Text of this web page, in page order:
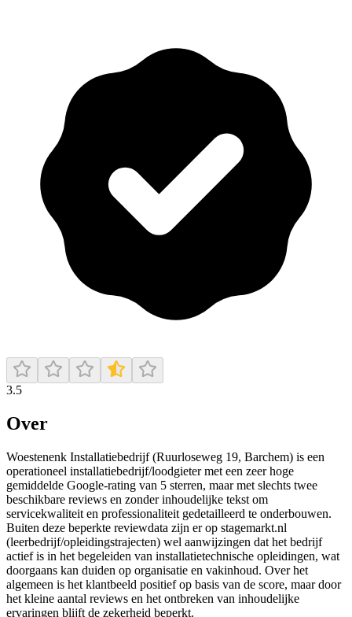
3.5
Over
Woestenenk Installatiebedrijf (Ruurloseweg 19, Barchem) is een
operationeel installatiebedrijf/loodgieter met een zeer hoge
gemiddelde Google-rating van 5 sterren, maar met slechts twee
beschikbare reviews en zonder inhoudelijke tekst om
servicekwaliteit en professionaliteit gedetailleerd te onderbouwen.
Buiten deze beperkte reviewdata zijn er op stagemarkt.nl
(leerbedrijf/opleidingstrajecten) wel aanwijzingen dat het bedrijf
actief is in het begeleiden van installatietechnische opleidingen, wat
doorgaans kan duiden op organisatie en vakinhoud. Over het
algemeen is het klantbeeld positief op basis van de score, maar door
het kleine aantal reviews en het ontbreken van inhoudelijke
ervaringen blijft de zekerheid beperkt.